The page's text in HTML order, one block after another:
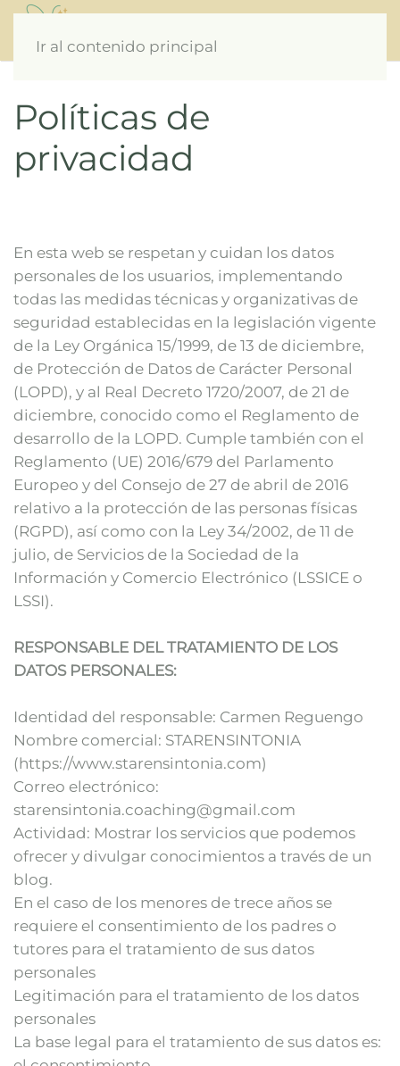
Ir al contenido principal
Políticas de
privacidad
En esta web se respetan y cuidan los datos
personales de los usuarios, implementando
todas las medidas técnicas y organizativas de
seguridad establecidas en la legislación vigente
de la Ley Orgánica 15/1999, de 13 de diciembre,
de Protección de Datos de Carácter Personal
(LOPD), y al Real Decreto 1720/2007, de 21 de
diciembre, conocido como el Reglamento de
desarrollo de la LOPD. Cumple también con el
Reglamento (UE) 2016/679 del Parlamento
Europeo y del Consejo de 27 de abril de 2016
relativo a la protección de las personas físicas
(RGPD), así como con la Ley 34/2002, de 11 de
julio, de Servicios de la Sociedad de la
Información y Comercio Electrónico (LSSICE o
LSSI).
RESPONSABLE DEL TRATAMIENTO DE LOS
DATOS PERSONALES:
Identidad del responsable: Carmen Reguengo
Nombre comercial: STARENSINTONIA
(https://www.starensintonia.com)
Correo electrónico:
starensintonia.coaching@gmail.com
Actividad: Mostrar los servicios que podemos
ofrecer y divulgar conocimientos a través de un
blog.
En el caso de los menores de trece años se
requiere el consentimiento de los padres o
tutores para el tratamiento de sus datos
personales
Legitimación para el tratamiento de los datos
personales
La base legal para el tratamiento de sus datos es: